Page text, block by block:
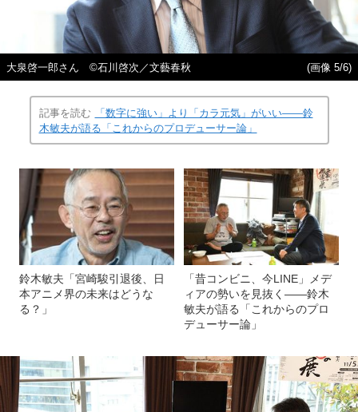
大泉啓一郎さん ©石川啓次／文藝春秋 (画像 5/6)
記事を読む
「数字に強い」より「カラ元気」がいい――鈴
木敏夫が語る「これからのプロデューサー論」
鈴木敏夫「宮崎駿引退後、日
本アニメ界の未来はどうな
る？」
「昔コンビニ、今LINE」メデ
ィアの勢いを見抜く――鈴木
敏夫が語る「これからのプロ
デューサー論」